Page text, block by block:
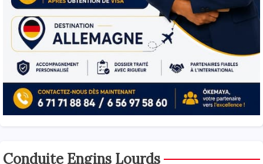
Conduite Engins Lourds